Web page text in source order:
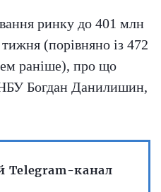
ринку до 401 млн
(порівняно із 472
раніше), про що
Богдан Данилишин,
Telegram-канал